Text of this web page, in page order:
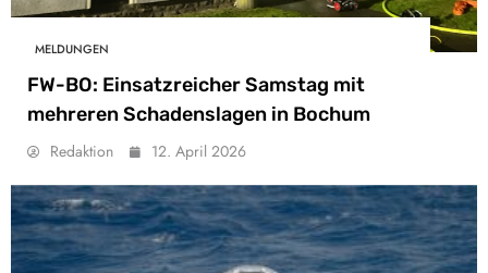
MELDUNGEN
FW-BO: Einsatzreicher Samstag mit
mehreren Schadenslagen in Bochum
Redaktion 12. April 2026